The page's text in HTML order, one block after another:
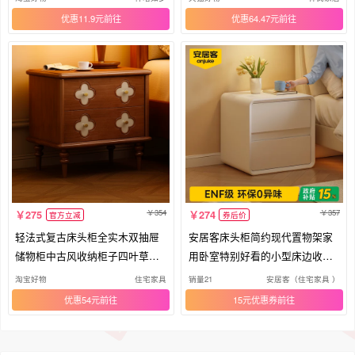
优惠11.9元 优惠64.47元
275 官方立减 354
轻法式复古床头柜全实木双抽屉
储物柜中古风收纳柜子四叶草床
边柜
淘宝好物 住宅家具
优惠54元
274 券后价 357
安居客床头柜简约现代置物架家
用卧室特别好看的小型床边收纳
柜子
销量21 安居客（住宅家具 ）
15元优惠券